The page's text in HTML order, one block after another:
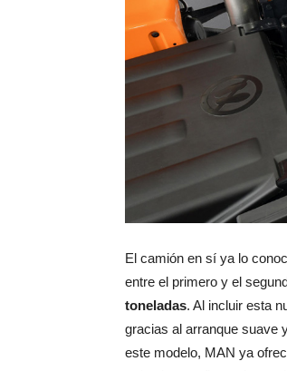
El camión en sí ya lo
entre el primero y el
toneladas. Al incluir esta
gracias al arranque suave
este modelo, MAN ya